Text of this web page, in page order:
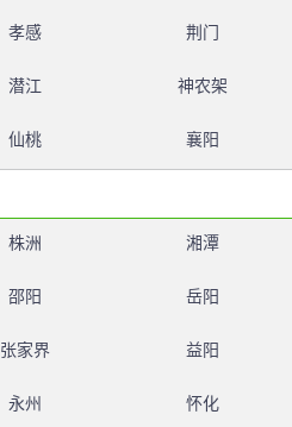
孝感 荆门
潜江 神农架
仙桃 襄阳
株洲 湘潭
邵阳 岳阳
张家界 益阳
永州 怀化